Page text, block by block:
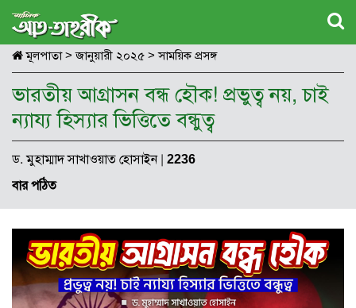
মূলপাতা> জানুয়ারী ২০২৫ > সাময়িক প্রসঙ্গ
ভারতীয় আগ্রাসন বন্ধ হৌক! প্রভুত্ব নয়, চাই
ন্যায্য হিস্যার ভিত্তিতে বন্ধুত্ব
ড. মুহাম্মাদ সাখাওয়াত হোসাইন| 2236
বার পঠিত